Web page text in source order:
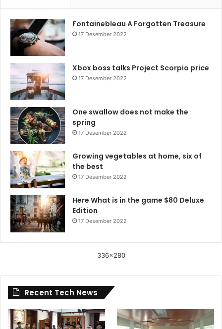
Fontainebleau A Forgotten Treasure
17 Desember 2022
Xbox boss talks Project Scorpio price
17 Desember 2022
One swallow does not make the
spring
17 Desember 2022
Growing vegetables at home, six of
the best
17 Desember 2022
Here What is in the game $80 Deluxe
Edition
17 Desember 2022
336x280
Recent Tech News